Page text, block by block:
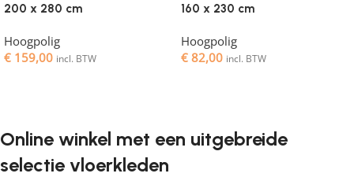
200 x 280 cm
Hoogpolig
€ 159,00 incl. BTW
160 x 230 cm
Hoogpolig
€ 82,00 incl. BTW
Online winkel met een uitgebreide
selectie vloerkleden